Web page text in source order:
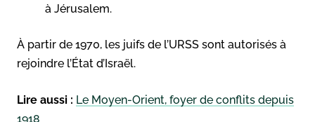
à Jérusalem.
À partir de 1970, les juifs de l’URSS sont autorisés à
rejoindre l’État d’Israël.
Lire aussi : Le Moyen-Orient, foyer de conflits depuis
1918